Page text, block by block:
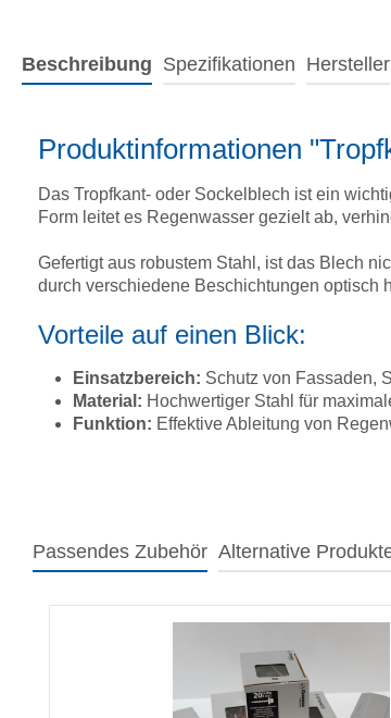
Beschreibung Spezifikationen Hersteller
Produktinformationen
Das Tropfkant- oder Sockelblech ist ein
Form leitet es Regenwasser gezielt ab,
Gefertigt aus robustem Stahl, ist das Blech
durch verschiedene Beschichtungen optisch
Vorteile auf einen Blick:
Einsatzbereich: Schutz von Fassaden,
Material: Hochwertiger Stahl für
Funktion: Effektive Ableitung von
Passendes Zubehör Alternative